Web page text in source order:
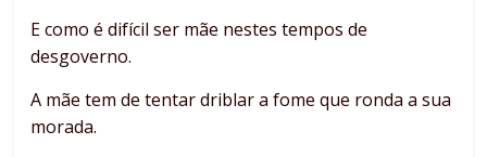
E como é difícil ser mãe nestes tempos de
desgoverno.
A mãe tem de tentar driblar a fome que ronda a sua
morada.